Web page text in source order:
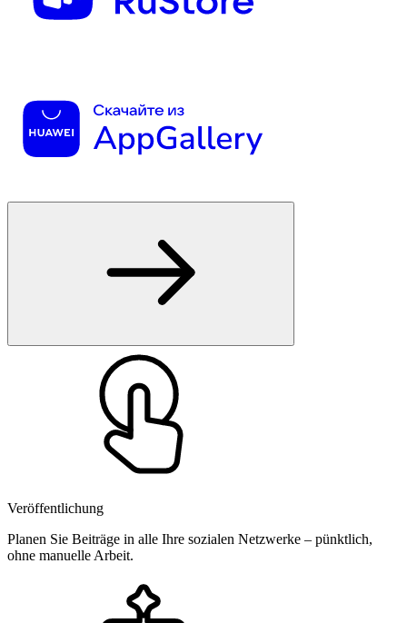
Veröffentlichung
Planen Sie Beiträge in alle Ihre sozialen Netzwerke – pünktlich,
ohne manuelle Arbeit.